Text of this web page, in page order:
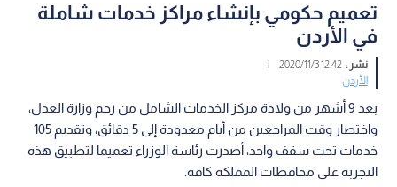
تعميم حكومي بإنشاء مراكز خدمات شاملة
في الأردن
نشر :12:42 2020/11/3
|
الأردن
بعد 9 أشهر من ولادة مركز الخدمات الشامل من رحم وزارة العدل،
واختصار وقت المراجعين من أيام معدودة إلى 5 دقائق، وتقديم 105
خدمات تحت سقف واحد، أصدرت رئاسة الوزراء تعميما لتطبيق هذه
التجربة على محافظات المملكة كافة.